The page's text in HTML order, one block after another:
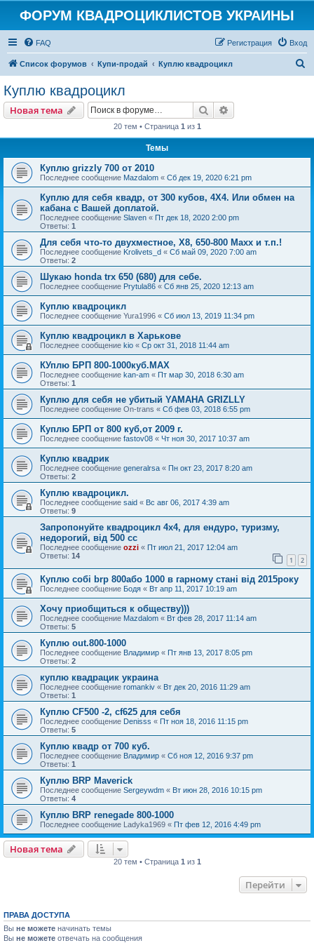
ФОРУМ КВАДРОЦИКЛИСТОВ УКРАИНЫ
FAQ Вход
Регистрация
Список форумов Купи-продай Куплю квадроцикл
Куплю квадроцикл
Новая тема Поиск
20 тем • Страница 1 из 1
Темы
Куплю grizzly 700 от 2010
Последнее сообщение Mazdalom « Сб дек 19, 2020 6:21 pm
Куплю для себя квадр, от 300 кубов, 4Х4. Или обмен на
кабана с Вашей доплатой.
Последнее сообщение Slaven « Пт дек 18, 2020 2:00 pm
Ответы: 1
Для себя что-то двухместное, Х8, 650-800 Maxx и т.п.!
Последнее сообщение Krolivets_d « Сб май 09, 2020 7:00 am
Ответы: 2
Шукаю honda trx 650 (680) для себе.
Последнее сообщение Prytula86 « Сб янв 25, 2020 12:13 am
Куплю квадроцикл
Последнее сообщение Yura1996 « Сб июл 13, 2019 11:34 pm
Куплю квадроцикл в Харькове
Последнее сообщение kio « Ср окт 31, 2018 11:44 am
КУплю БРП 800-1000куб.МАХ
Последнее сообщение kan-am « Пт мар 30, 2018 6:30 am
Ответы: 1
Куплю для себя не убитый YAMAHA GRIZLLY
Последнее сообщение On-trans « Сб фев 03, 2018 6:55 pm
Куплю БРП от 800 куб,от 2009 г.
Последнее сообщение fastov08 « Чт ноя 30, 2017 10:37 am
Куплю квадрик
Последнее сообщение generalrsa « Пн окт 23, 2017 8:20 am
Ответы: 2
Куплю квадроцикл.
Последнее сообщение said « Вс авг 06, 2017 4:39 am
Ответы: 9
Запропонуйте квадроцикл 4х4, для ендуро, туризму,
недорогий, від 500 сс
Последнее сообщение ozzi « Пт июл 21, 2017 12:04 am
Ответы: 14 1 2
Куплю собі brp 800або 1000 в гарному стані від 2015року
Последнее сообщение Бодя « Вт апр 11, 2017 10:19 am
Хочу приобщиться к обществу)))
Последнее сообщение Mazdalom « Вт фев 28, 2017 11:14 am
Ответы: 5
Куплю out.800-1000
Последнее сообщение Владимир « Пт янв 13, 2017 8:05 pm
Ответы: 2
куплю квадрацик украина
Последнее сообщение romankiv « Вт дек 20, 2016 11:29 am
Ответы: 1
Куплю CF500 -2, cf625 для себя
Последнее сообщение Denisss « Пт ноя 18, 2016 11:15 pm
Ответы: 5
Куплю квадр от 700 куб.
Последнее сообщение Владимир « Сб ноя 12, 2016 9:37 pm
Ответы: 1
Куплю BRP Maverick
Последнее сообщение Sergeywdm « Вт июн 28, 2016 10:15 pm
Ответы: 4
Куплю BRP renegade 800-1000
Последнее сообщение Ladyka1969 « Пт фев 12, 2016 4:49 pm
Новая тема
20 тем • Страница 1 из 1
Перейти
ПРАВА ДОСТУПА
Вы не можете начинать темы
Вы не можете отвечать на сообщения